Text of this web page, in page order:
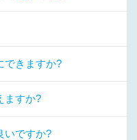
できますか?
ますか?
いですか?